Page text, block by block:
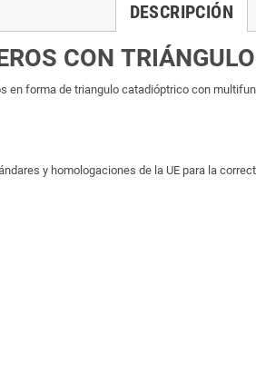
DESCRIPCIÓN
CON
en forma de triangulo catadióptrico con
y homologaciones de la UE para la